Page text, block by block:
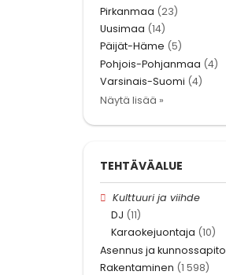
Pirkanmaa (23)
Uusimaa (14)
Päijät-Häme (5)
Pohjois-Pohjanmaa (4)
Varsinais-Suomi (4)
Näytä lisää »
TEHTÄVÄALUE
Kulttuuri ja viihde
DJ (11)
Karaokejuontaja (10)
Asennus ja kunnossapito
Rakentaminen (1 598)